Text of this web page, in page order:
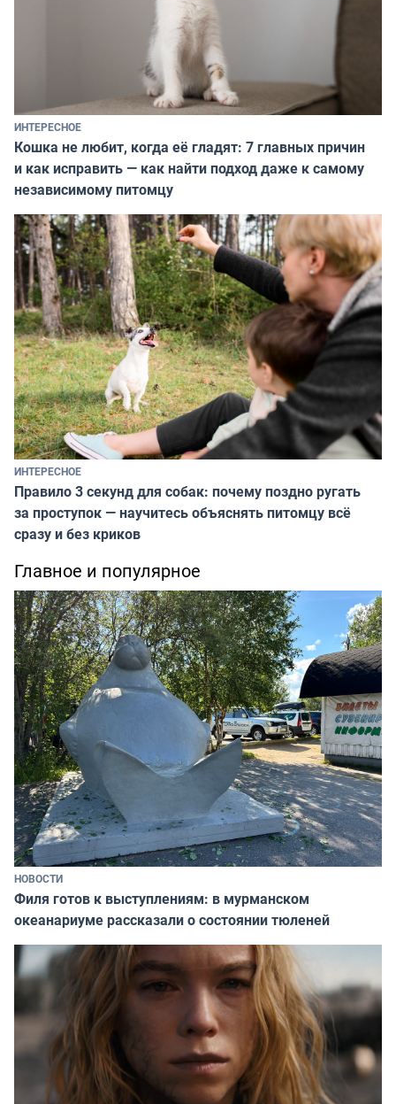
ИНТЕРЕСНОЕ
Кошка не любит, когда её гладят: 7 главных причин
и как исправить — как найти подход даже к самому
независимому питомцу
ИНТЕРЕСНОЕ
Правило 3 секунд для собак: почему поздно ругать
за проступок — научитесь объяснять питомцу всё
сразу и без криков
Главное и популярное
НОВОСТИ
Филя готов к выступлениям: в мурманском
океанариуме рассказали о состоянии тюленей